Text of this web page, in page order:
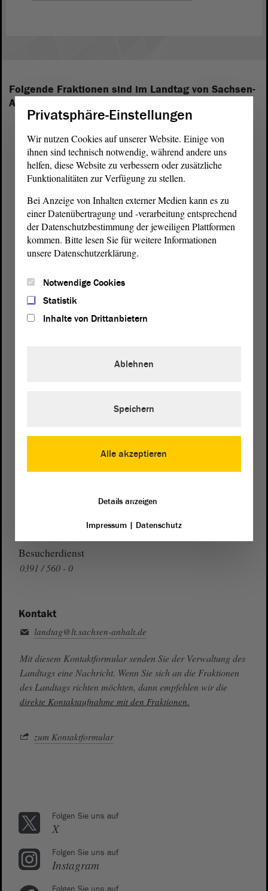
Folgende Fraktionen sind im Landtag von Sachsen-
Anhalt vertreten:
Postanschrift
Presse- und Öffentlichkeitsarbeit
Besucherdienst
0391 / 560 - 0
Kontakt
landtag@lt.sachsen-anhalt.de
Mit diesem Kontaktformular senden Sie der Verwaltung des
Landtags eine Nachricht. Wenn Sie sich an die Fraktionen
des Landtags richten möchten, dann empfehlen wir die
direkte Kontaktaufnahme mit den Fraktionen.
zum Kontaktformular
Folgen Sie uns auf
X
Folgen Sie uns auf
Instagram
Privatsphäre-Einstellungen
Wir nutzen Cookies auf unserer Website. Einige von
ihnen sind technisch notwendig, während andere uns
helfen, diese Website zu verbessern oder zusätzliche
Funktionalitäten zur Verfügung zu stellen.
Bei Anzeige von Inhalten externer Medien kann es zu
einer Datenübertragung und -verarbeitung entsprechend
der Datenschutzbestimmung der jeweiligen Plattformen
kommen. Bitte lesen Sie für weitere Informationen
unsere Datenschutzerklärung.
Notwendige Cookies
Statistik
Inhalte von Drittanbietern
Alle akzeptieren
Ablehnen
Speichern
Details anzeigen
Impressum| Datenschutz